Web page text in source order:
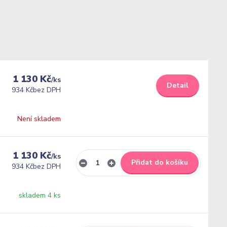
1 130 Kč/ks
934 Kčbez DPH
Není skladem
Detail
1 130 Kč/ks
934 Kčbez DPH
skladem 4 ks
Přidat do košíku